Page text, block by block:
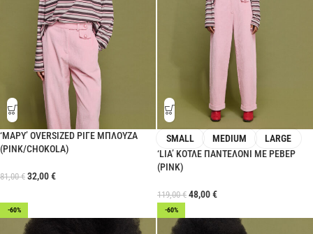
‘ΜΑΡΥ’ OVERSIZED ΡΙΓΕ ΜΠΛΟΥΖΑ
(PINK/CHOKOLA)
81,00€ 32,00€
SMALL MEDIUM
LARGE
‘LIA’ ΚΟΤΛΕ ΠΑΝΤΕΛΟΝΙ ΜΕ ΡΕΒΕΡ
(PINK)
119,00€ 48,00€
-60% -60%